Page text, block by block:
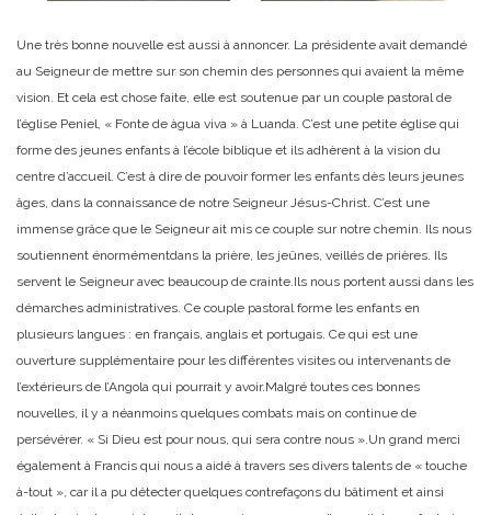
Une très bonne nouvelle est aussi à annoncer. La présidente avait demandé
au Seigneur de mettre sur son chemin des personnes qui avaient la même
vision. Et cela est chose faite, elle est soutenue par un couple pastoral de
l’église Peniel, « Fonte de àgua viva » à Luanda. C’est une petite église qui
forme des jeunes enfants à l’école biblique et ils adhèrent à la vision du
centre d’accueil. C’est à dire de pouvoir former les enfants dès leurs jeunes
âges, dans la connaissance de notre Seigneur Jésus-Christ. C’est une
immense grâce que le Seigneur ait mis ce couple sur notre chemin. Ils nous
soutiennent énormémentdans la prière, les jeûnes, veillés de prières. Ils
servent le Seigneur avec beaucoup de crainte.Ils nous portent aussi dans les
démarches administratives. Ce couple pastoral forme les enfants en
plusieurs langues : en français, anglais et portugais. Ce qui est une
ouverture supplémentaire pour les différentes visites ou intervenants de
l’extérieurs de l’Angola qui pourrait y avoir.Malgré toutes ces bonnes
nouvelles, il y a néanmoins quelques combats mais on continue de
persévérer. « Si Dieu est pour nous, qui sera contre nous ».Un grand merci
également à Francis qui nous a aidé à travers ses divers talents de « touche
à-tout », car il a pu détecter quelques contrefaçons du bâtiment et ainsi